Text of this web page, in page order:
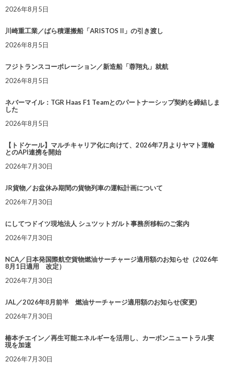
2026年8月5日
川崎重工業／ばら積運搬船「ARISTOS II」の引き渡し
2026年8月5日
フジトランスコーポレーション／新造船「蓉翔丸」就航
2026年8月5日
ネバーマイル：TGR Haas F1 Teamとのパートナーシップ契約を締結しま
した
2026年8月5日
【トドケール】マルチキャリア化に向けて、2026年7月よりヤマト運輸
とのAPI連携を開始
2026年7月30日
JR貨物／お盆休み期間の貨物列車の運転計画について
2026年7月30日
にしてつドイツ現地法人 シュツットガルト事務所移転のご案内
2026年7月30日
NCA／日本発国際航空貨物燃油サーチャージ適用額のお知らせ（2026年
8月1日適用 改定）
2026年7月30日
JAL／2026年8月前半 燃油サーチャージ適用額のお知らせ(変更)
2026年7月30日
椿本チエイン／再生可能エネルギーを活用し、カーボンニュートラル実
現を加速
2026年7月30日